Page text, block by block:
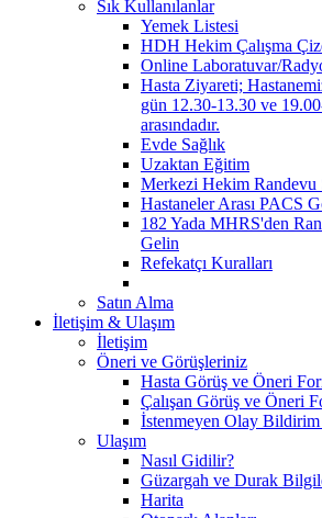
Sık Kullanılanlar
Yemek Listesi
HDH Hekim Çalışma
Online Laboratuvar/
Hasta Ziyareti;
gün 12.30-13.30 ve
arasındadır.
Evde Sağlık
Uzaktan Eğitim
Merkezi Hekim Randevu
Hastaneler Arası PACS
182 Yada MHRS'den
Gelin
Refekatçı Kuralları
Satın Alma
İletişim & Ulaşım
İletişim
Öneri ve Görüşleriniz
Hasta Görüş ve Öneri
Çalışan Görüş ve Öneri
İstenmeyen Olay
Ulaşım
Nasıl Gidilir?
Güzargah ve Durak
Harita